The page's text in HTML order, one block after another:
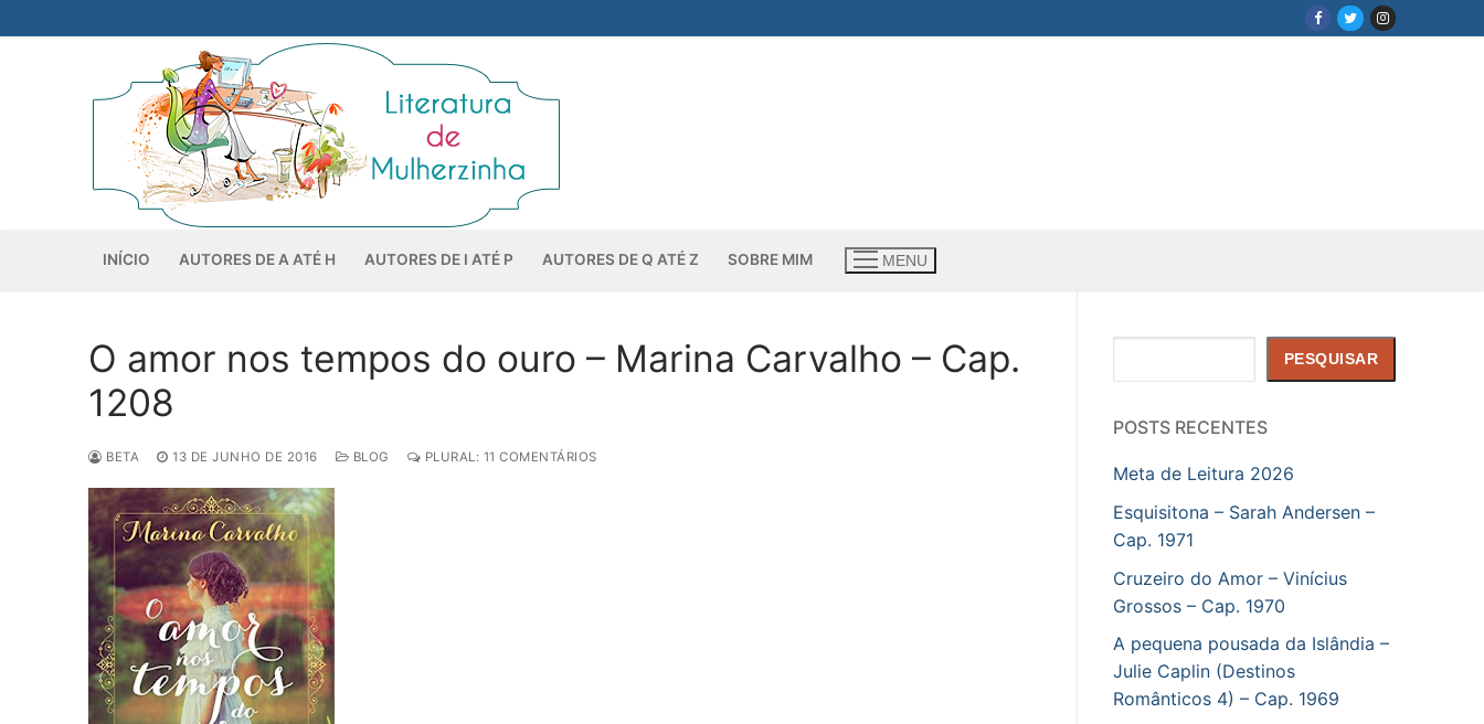
para
INÍCIO AUTORES DE A ATÉ H AUTORES DE I ATÉ P AUTORES DE Q ATÉ Z SOBRE MIM MENU
O amor nos tempos do ouro – Marina Carvalho – Cap.
1208
BETA 13 DE JUNHO DE 2016 BLOG PLURAL: 11 COMENTÁRIOS
PESQUISAR
POSTS RECENTES
Meta de Leitura 2026
Esquisitona – Sarah Andersen –
Cap. 1971
Cruzeiro do Amor – Vinícius
Grossos – Cap. 1970
A pequena pousada da Islândia –
Julie Caplin (Destinos
Românticos 4) – Cap. 1969